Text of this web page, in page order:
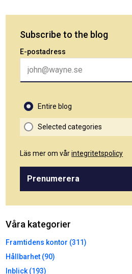
Subscribe to the blog
E-postadress
Entire blog
Selected categories
Läs mer om vårintegritetspolicy
Prenumerera
Våra kategorier
Framtidens kontor (311)
Hållbarhet (90)
Inblick (193)